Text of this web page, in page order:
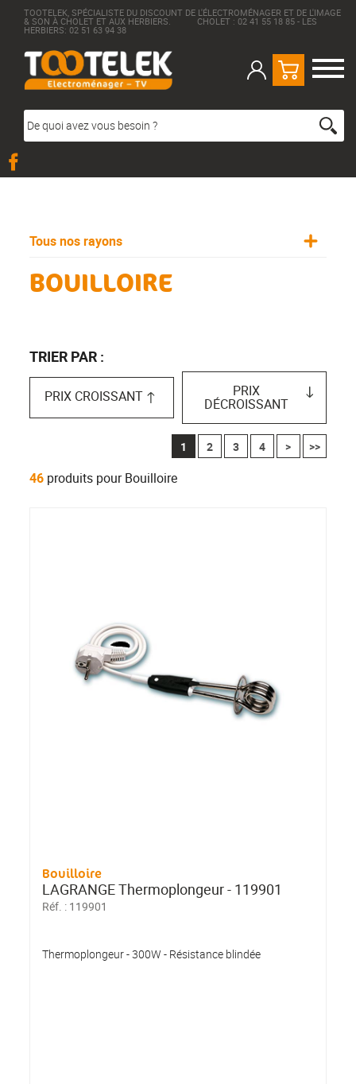
TOOTELEK, SPÉCIALISTE DU DISCOUNT DE L'ÉLECTROMÉNAGER ET DE L'IMAGE
& SON À CHOLET ET AUX HERBIERS. CHOLET : 02 41 55 18 85 - LES
HERBIERS: 02 51 63 94 38
BOUILLOIRE
TRIER PAR :
PRIX CROISSANT PRIX
DÉCROISSANT
1 2 3 4 > >>
46 produits pour Bouilloire
Bouilloire
LAGRANGE Thermoplongeur - 119901
Réf. : 119901
Thermoplongeur - 300W - Résistance blindée
Tous nos rayons